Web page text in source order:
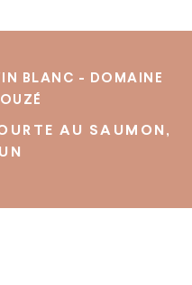
BLANC - DOMAINE
AU SAUMON,